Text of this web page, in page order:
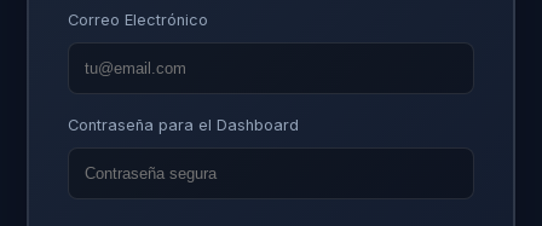
Correo Electrónico
Contraseña para el Dashboard